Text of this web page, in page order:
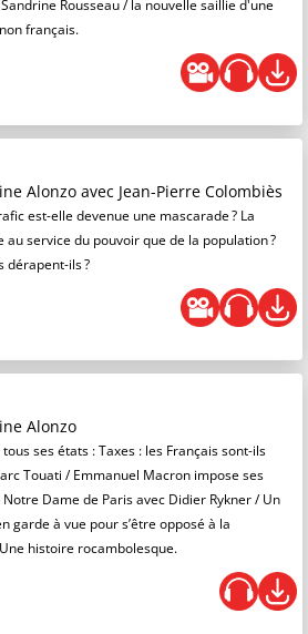
Rousseau / la nouvelle saillie d'une
français.
Alonzo avec Jean-Pierre Colombiès
est-elle devenue une mascarade ? La
au service du pouvoir que de la population ?
dérapent-ils ?
Alonzo
ses états : Taxes : les Français sont-ils
Touati / Emmanuel Macron impose ses
Dame de Paris avec Didier Rykner / Un
garde à vue pour s’être opposé à la
histoire rocambolesque.